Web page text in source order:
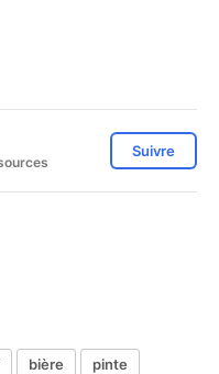
Suivre
bière
pinte